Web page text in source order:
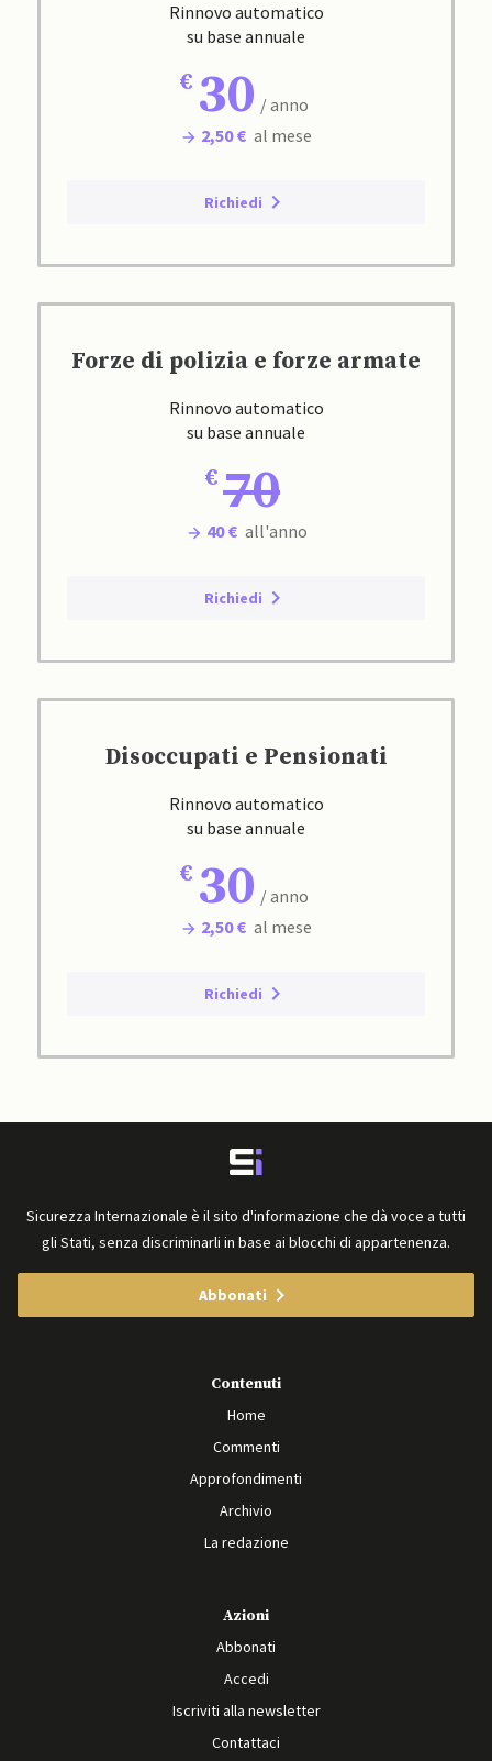
Rinnovo automatico
su base annuale
30 / anno
2,50 € al mese
Richiedi
Forze di polizia e forze armate
Rinnovo automatico
su base annuale
70
40 € all'anno
Richiedi
Disoccupati e Pensionati
Rinnovo automatico
su base annuale
30 / anno
2,50 € al mese
Richiedi
Sicurezza Internazionale è il sito d'informazione che dà voce a tutti
gli Stati, senza discriminarli in base ai blocchi di appartenenza.
Abbonati
Contenuti
Home
Commenti
Approfondimenti
Archivio
La redazione
Azioni
Abbonati
Accedi
Iscriviti alla newsletter
Contattaci